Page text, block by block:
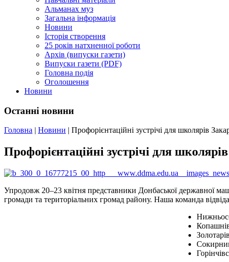
Альманах муз
Загальна інформація
Новини
Історія створення
25 років натхненної роботи
Архів (випуски газети)
Випуски газети (PDF)
Головна подія
Оголошення
Новини
Останні новини
Головна | Новини | Профорієнтаційні зустрічі для школярів
Профорієнтаційні зустрічі для
Упродовж 20–23 квітня представники Донбаської державної
громади та територіальних громад району. Наша команда